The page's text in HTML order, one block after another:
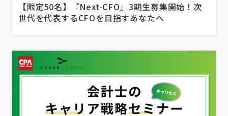
【限定50名】『Next-CFO』3期生募集開始！次
世代を代表するCFOを目指すあなたへ